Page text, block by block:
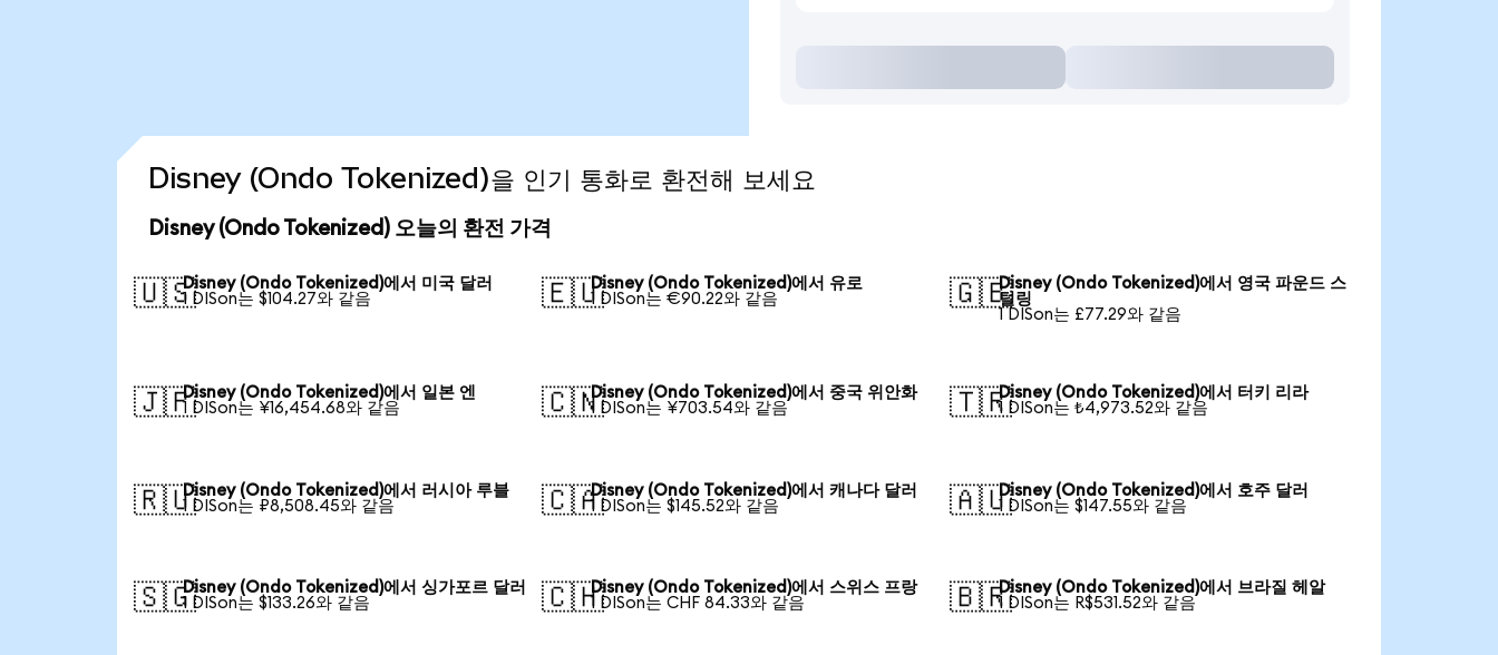
Disney (Ondo Tokenized)을 인기 통화로 환전해 보세요
Disney (Ondo Tokenized) 오늘의 환전 가격
🇺🇸Disney (Ondo Tokenized)에서 미국 달러
1 DISon는 $104.27와 같음
🇪🇺Disney (Ondo Tokenized)에서 유로
1 DISon는 €90.22와 같음
🇬🇧Disney (Ondo Tokenized)에서 영국 파운드 스
털링
1 DISon는 £77.29와 같음
🇯🇵Disney (Ondo Tokenized)에서 일본 엔
1 DISon는 ¥16,454.68와 같음
🇨🇳Disney (Ondo Tokenized)에서 중국 위안화
1 DISon는 ¥703.54와 같음
🇹🇷Disney (Ondo Tokenized)에서 터키 리라
1 DISon는 ₺4,973.52와 같음
🇷🇺Disney (Ondo Tokenized)에서 러시아 루블
1 DISon는 ₽8,508.45와 같음
🇨🇦Disney (Ondo Tokenized)에서 캐나다 달러
1 DISon는 $145.52와 같음
🇦🇺Disney (Ondo Tokenized)에서 호주 달러
1 DISon는 $147.55와 같음
🇸🇬Disney (Ondo Tokenized)에서 싱가포르 달러
1 DISon는 $133.26와 같음
🇨🇭Disney (Ondo Tokenized)에서 스위스 프랑
1 DISon는 CHF 84.33와 같음
🇧🇷Disney (Ondo Tokenized)에서 브라질 헤알
1 DISon는 R$531.52와 같음